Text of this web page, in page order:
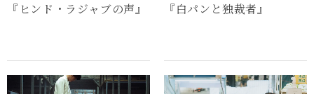
『ヒンド・ラジャブの声』
『白パンと独裁者』